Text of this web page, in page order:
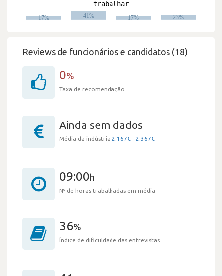
Reviews de funcionários e candidatos (18)
0%
Taxa de recomendação
Ainda sem dados
Média da indústria 2.167€ - 2.367€
09:00h
Nº de horas trabalhadas em média
36%
Índice de dificuldade das entrevistas